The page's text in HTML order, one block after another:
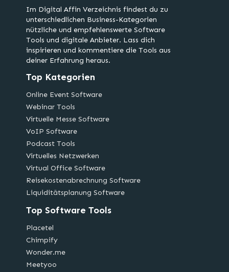
Im Digital Affin Verzeichnis findest du zu
unterschiedlichen Business-Kategorien
nützliche und empfehlenswerte Software
Tools und digitale Anbieter. Lass dich
inspirieren und kommentiere die Tools aus
deiner Erfahrung heraus.
Top Kategorien
Online Event Software
Webinar Tools
Virtuelle Messe Software
VoIP Software
Podcast Tools
Virtuelles Netzwerken
Virtual Office Software
Reisekostenabrechnung Software
Liquiditätsplanung Software
Top Software Tools
Placetel
Chimpify
Wonder.me
Meetyoo